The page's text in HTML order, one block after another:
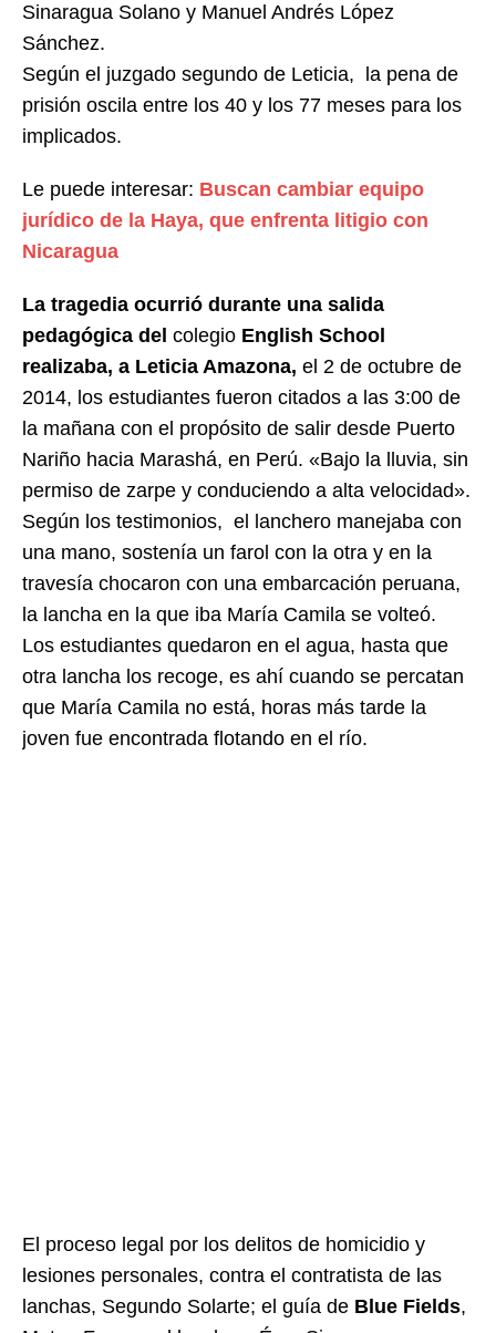
Sinaragua Solano y Manuel Andrés López
Sánchez.
Según el juzgado segundo de Leticia, la pena de
prisión oscila entre los 40 y los 77 meses para los
implicados.
Le puede interesar: Buscan cambiar equipo
jurídico de la Haya, que enfrenta litigio con
Nicaragua
La tragedia ocurrió durante una salida
pedagógica del colegio English School
realizaba, a Leticia Amazona, el 2 de octubre de
2014, los estudiantes fueron citados a las 3:00 de
la mañana con el propósito de salir desde Puerto
Nariño hacia Marashá, en Perú. «Bajo la lluvia, sin
permiso de zarpe y conduciendo a alta velocidad».
Según los testimonios, el lanchero manejaba con
una mano, sostenía un farol con la otra y en la
travesía chocaron con una embarcación peruana,
la lancha en la que iba María Camila se volteó.
Los estudiantes quedaron en el agua, hasta que
otra lancha los recoge, es ahí cuando se percatan
que María Camila no está, horas más tarde la
joven fue encontrada flotando en el río.
El proceso legal por los delitos de homicidio y
lesiones personales, contra el contratista de las
lanchas, Segundo Solarte; el guía de Blue Fields,